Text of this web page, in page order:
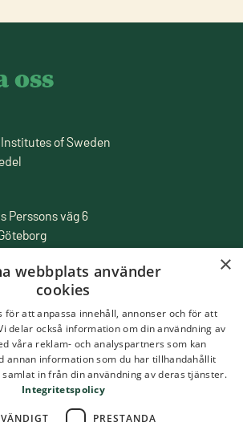
oss
of Sweden
Perssons väg 6
×
webbplats använder
cookies
för att anpassa innehåll, annonser och för att
delar också information om din användning av
våra reklam- och analyspartners som kan
annan information som du har tillhandahållit
in från din användning av deras tjänster.
Integritetspolicy
PRESTANDA